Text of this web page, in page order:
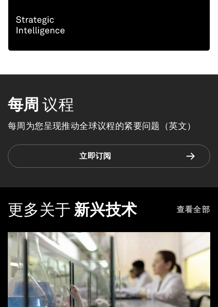
每周 议程
每周为您呈现推动全球议程的紧要问题（英文）
立即订阅
更多关于 新兴技术 查看全部